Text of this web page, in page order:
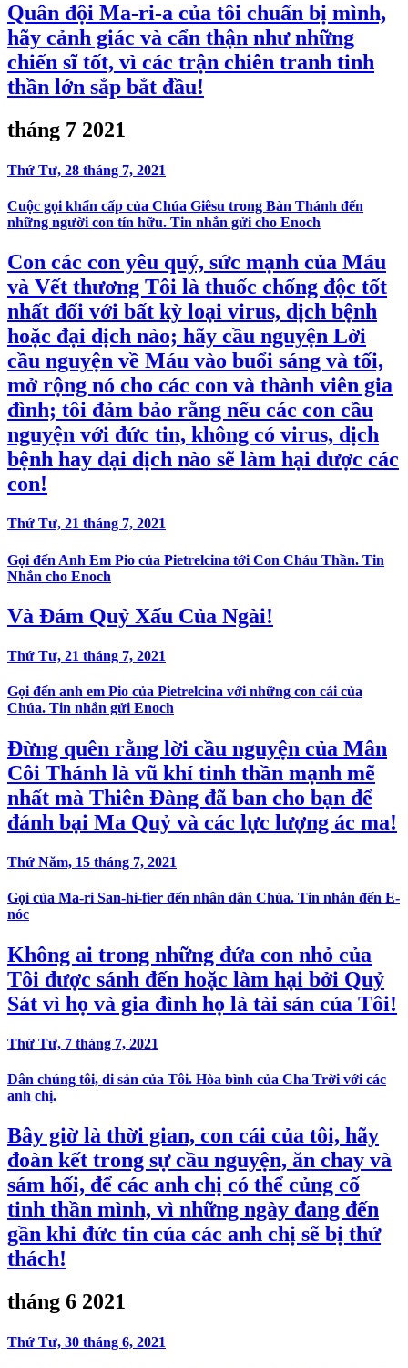
Quân đội Ma-ri-a của tôi chuẩn bị mình,
hãy cảnh giác và cẩn thận như những
chiến sĩ tốt, vì các trận chiên tranh tinh
thần lớn sắp bắt đầu!
tháng 7 2021
Thứ Tư, 28 tháng 7, 2021
Cuộc gọi khẩn cấp của Chúa Giêsu trong Bàn Thánh đến
những người con tín hữu. Tin nhắn gửi cho Enoch
Con các con yêu quý, sức mạnh của Máu
và Vết thương Tôi là thuốc chống độc tốt
nhất đối với bất kỳ loại virus, dịch bệnh
hoặc đại dịch nào; hãy cầu nguyện Lời
cầu nguyện về Máu vào buổi sáng và tối,
mở rộng nó cho các con và thành viên gia
đình; tôi đảm bảo rằng nếu các con cầu
nguyện với đức tin, không có virus, dịch
bệnh hay đại dịch nào sẽ làm hại được các
con!
Thứ Tư, 21 tháng 7, 2021
Gọi đến Anh Em Pio của Pietrelcina tới Con Cháu Thần. Tin
Nhắn cho Enoch
Và Đám Quỷ Xấu Của Ngài!
Thứ Tư, 21 tháng 7, 2021
Gọi đến anh em Pio của Pietrelcina với những con cái của
Chúa. Tin nhắn gửi Enoch
Đừng quên rằng lời cầu nguyện của Mân
Côi Thánh là vũ khí tinh thần mạnh mẽ
nhất mà Thiên Đàng đã ban cho bạn để
đánh bại Ma Quỷ và các lực lượng ác ma!
Thứ Năm, 15 tháng 7, 2021
Gọi của Ma-ri San-hi-fier đến nhân dân Chúa. Tin nhắn đến E-
nóc
Không ai trong những đứa con nhỏ của
Tôi được sánh đến hoặc làm hại bởi Quỷ
Sát vì họ và gia đình họ là tài sản của Tôi!
Thứ Tư, 7 tháng 7, 2021
Dân chúng tôi, di sản của Tôi. Hòa bình của Cha Trời với các
anh chị.
Bây giờ là thời gian, con cái của tôi, hãy
đoàn kết trong sự cầu nguyện, ăn chay và
sám hối, để các anh chị có thể củng cố
tinh thần mình, vì những ngày đang đến
gần khi đức tin của các anh chị sẽ bị thử
thách!
tháng 6 2021
Thứ Tư, 30 tháng 6, 2021